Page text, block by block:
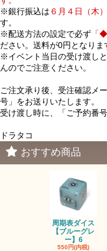
※銀行振込は ６月４日（木
す。
※配送方法の設定で必ず 「
ださい。送料が0円となりま
※イベント当日の受け渡し
んのでご注意ください。
ご注文承り後、受注確認メ
号」をお送りいたします。
受け渡し時に、「ご予約番
ドラタコ
おすすめ商品
周期表ダイス
【ブルーグレ
ー】6
550円(内税)